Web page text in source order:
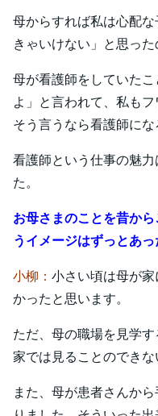
母からすれば私は心配
きゃいけない」と思った
母が看護師をしていた
よ」と言われて、私も
そう言うなら看護師にな
看護師という仕事の魅
た。
お母さまのことを昔か
うイメージはずっとあっ
小柳： 小さい頃は母が
かったと思います。
ただ、母の職場を見学
家では見ることのできな
また、母が患者さんか